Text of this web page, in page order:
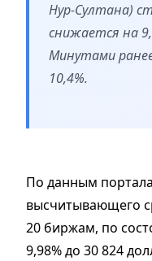
Нур-Султана)
снижается на
Минутами
10,4%.
По данным
высчитывающего
20 биржам, по
9,98% до 30 824